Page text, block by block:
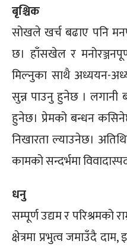
बृश्चिक
सोखले खर्च बढाए पनि
छ। हाँसखेल र
मिल्नुका साथै अध्ययन-
सुन्न पाउनु हुनेछ । लगानी
हुनेछ। प्रेमको बन्धन
निखारता ल्याउनेछ।
कामको सन्दर्भमा
धनु
सम्पूर्ण उद्यम र परिश्रमको
क्षेत्रमा प्रभुत्व जमाउँदै